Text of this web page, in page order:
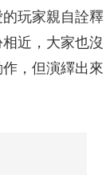
玩家親自詮釋
近，大家也沒
，但演繹出來